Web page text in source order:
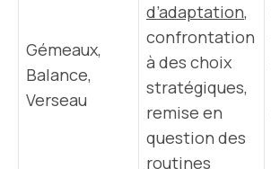
Gémeaux,
Balance,
Verseau
d’adaptation,
confrontation
à des choix
stratégiques,
remise en
question des
routines